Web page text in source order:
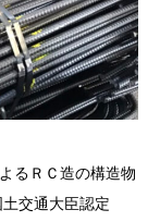
るＲＣ造の構造物
土交通大臣認定